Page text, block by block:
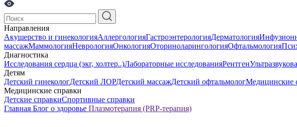
Направления
Акушерство и гинекологияАллергологияГастроэнтерологияДерматология
массажМаммологияНеврологияОнкологияОториноларингологияОфтальмология
Диагностика
Исследования сердца (экг, холтер..)Лабораторные исследованияРентген
Детям
Детский гинекологДетский ЛОРДетский массажДетский офтальмологМедицинские
Медицинские справки
Детские справкиСпортивные справки
Главная Блог о здоровье Плазмотерапия (PRP-терапия)